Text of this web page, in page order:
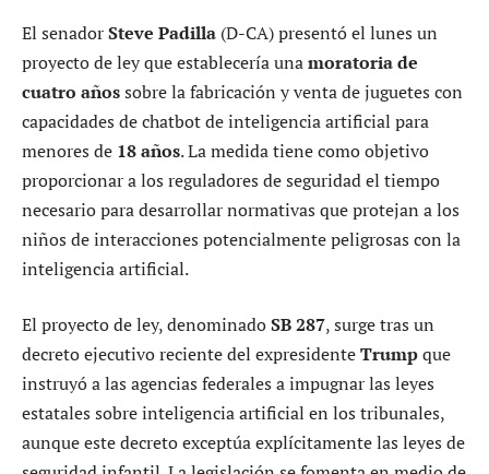
El senadorSteve Padilla (D-CA) presentó el lunes un
proyecto de ley que establecería unamoratoria de
cuatro añossobre la fabricación y venta de juguetes con
capacidades de chatbot de inteligencia artificial para
menores de 18 años. La medida tiene como objetivo
proporcionar a los reguladores de seguridad el tiempo
necesario para desarrollar normativas que protejan a los
niños de interacciones potencialmente peligrosas con la
inteligencia artificial.
El proyecto de ley, denominadoSB 287, surge tras un
decreto ejecutivo reciente del expresidenteTrumpque
instruyó a las agencias federales a impugnar las leyes
estatales sobre inteligencia artificial en los tribunales,
aunque este decreto exceptúa explícitamente las leyes de